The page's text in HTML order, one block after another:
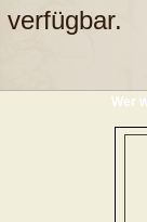
verfügbar.
Wer